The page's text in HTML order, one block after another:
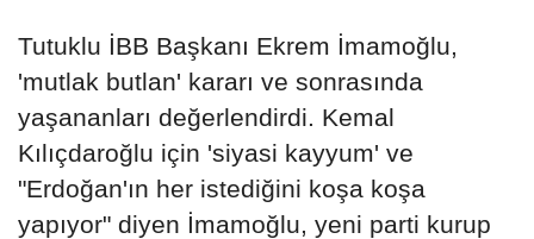
Tutuklu İBB Başkanı Ekrem İmamoğlu,
'mutlak butlan' kararı ve sonrasında
yaşananları değerlendirdi. Kemal
Kılıçdaroğlu için 'siyasi kayyum' ve
"Erdoğan'ın her istediğini koşa koşa
yapıyor" diyen İmamoğlu, yeni parti kurup